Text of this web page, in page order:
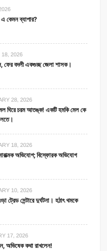
এ কেমন ব্যাপার?
18, 2026
ফের বদলী একগুচ্ছ জেলা শাসক।
28, 2026
ঘিরে চরম আতঙ্ক! একটি হমকি মেল কে
18, 2026
মারাত্মক অভিযোগ; বিস্ফোরক অভিযোগ
10, 2026
ট্রেড সেন্টারে দুর্ঘটনা। হঠাৎ থমকে
17, 2026
অভিষেক কথা রাখলেন!